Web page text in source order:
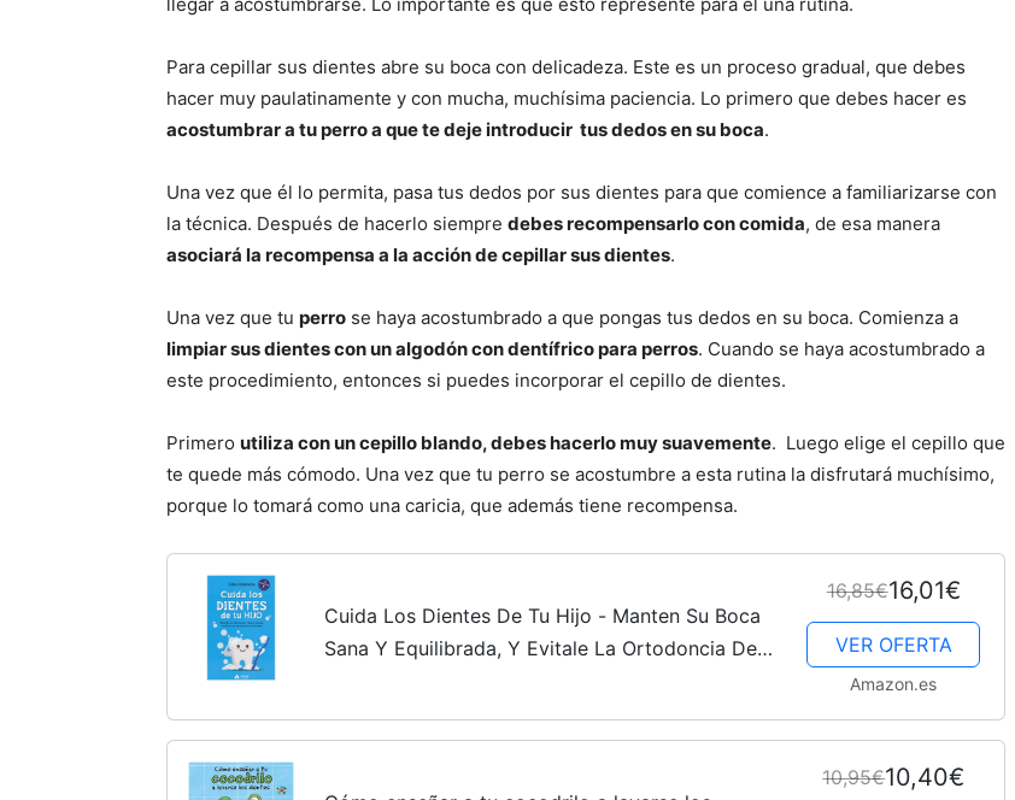
Para cepillar sus dientes abre su boca con delicadeza. Este es un proceso gradual, que debes
hacer muy paulatinamente y con mucha, muchísima paciencia. Lo primero que debes hacer es
acostumbrar a tu perro a que te deje introducir tus dedos en su boca.
Una vez que él lo permita, pasa tus dedos por sus dientes para que comience a familiarizarse con
la técnica. Después de hacerlo siempre debes recompensarlo con comida, de esa manera
asociará la recompensa a la acción de cepillar sus dientes.
Una vez que tu perro se haya acostumbrado a que pongas tus dedos en su boca. Comienza a
limpiar sus dientes con un algodón con dentífrico para perros. Cuando se haya acostumbrado a
este procedimiento, entonces si puedes incorporar el cepillo de dientes.
Primero utiliza con un cepillo blando, debes hacerlo muy suavemente. Luego elige el cepillo que
te quede más cómodo. Una vez que tu perro se acostumbre a esta rutina la disfrutará muchísimo,
porque lo tomará como una caricia, que además tiene recompensa.
Cuida Los Dientes De Tu Hijo - Manten Su Boca
Sana Y Equilibrada, Y Evitale La Ortodoncia De
16,85€16,01€
VER OFERTA
Amazon.es
10,95€10,40€